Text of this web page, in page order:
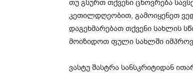
თუ გსურთ თქვენი ცხოვრება
კეთილდღეობით, გამოიყენეთ
დაგეხმარებათ თქვენი სახლის
მოიზიდოთ ფული სახლში
ვასტუ შასტრა სანსკრიტიდან